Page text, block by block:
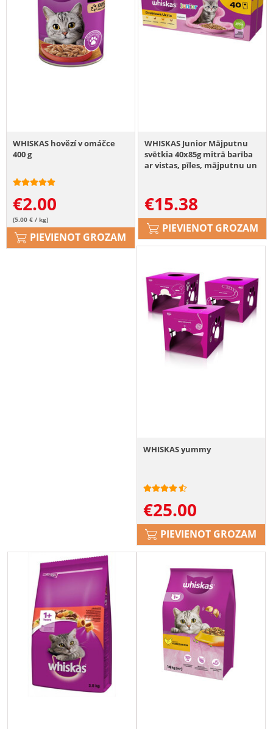
WHISKAS hovězí v omáčce
400 g
€2.00
(5.00 € / kg)
PIEVIENOT GROZAM
WHISKAS Junior Mājputnu
svētkia 40x85g mitrā barība
ar vistas, pīles, mājputnu un
€15.38
PIEVIENOT GROZAM
WHISKAS yummy
€25.00
PIEVIENOT GROZAM